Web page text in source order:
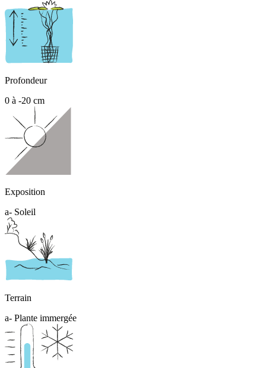
Profondeur
0 à -20 cm
Exposition
a- Soleil
Terrain
a- Plante immergée